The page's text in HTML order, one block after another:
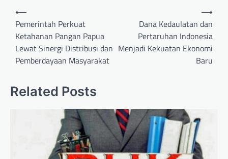
Post
navigation
⟵
Pemerintah Perkuat
Ketahanan Pangan Papua
Lewat Sinergi Distribusi dan
Pemberdayaan Masyarakat
Dana Kedaulatan dan
Pertaruhan Indonesia
Menjadi Kekuatan Ekonomi
Baru
⟶
Related Posts